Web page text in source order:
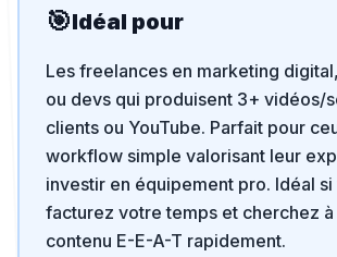
🎯Idéal pour
Les freelances en marketing
ou devs qui produisent 3+ vidéos/
clients ou YouTube. Parfait pour
workflow simple valorisant leur
investir en équipement pro. Idéal si
facturez votre temps et cherchez à
contenu E-E-A-T rapidement.